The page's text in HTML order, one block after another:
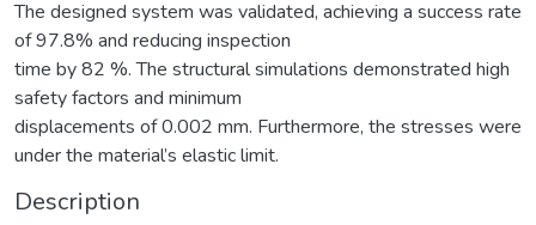
The designed system was validated, achieving a success rate
of 97.8% and reducing inspection
time by 82 %. The structural simulations demonstrated high
safety factors and minimum
displacements of 0.002 mm. Furthermore, the stresses were
under the material’s elastic limit.
Description